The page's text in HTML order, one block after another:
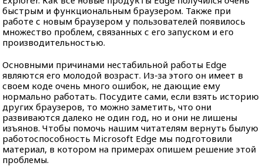
быстрым и функциональным браузером. Также при
работе с новым браузером у пользователей появилось
множество проблем, связанных с его запуском и его
производительностью.
Основными причинами нестабильной работы Edge
являются его молодой возраст. Из-за этого он имеет в
своем коде очень много ошибок, не дающие ему
нормально работать. Посудите сами, если взять историю
других браузеров, то можно заметить, что они
развиваются далеко не один год, но и они не лишены
изъянов. Чтобы помочь нашим читателям вернуть былую
работоспособность Microsoft Edge мы подготовили
материал, в котором на примерах опишем решение этой
проблемы.